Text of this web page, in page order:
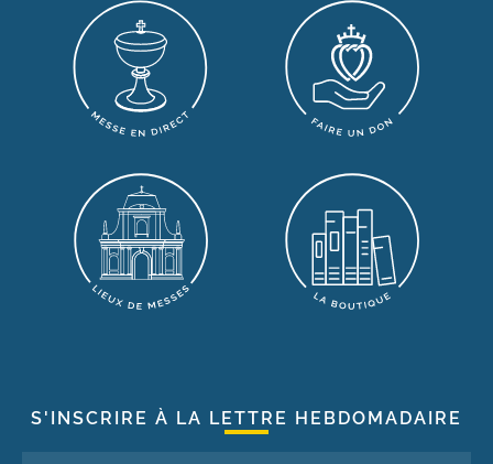
S'INSCRIRE À LA LETTRE HEBDOMADAIRE